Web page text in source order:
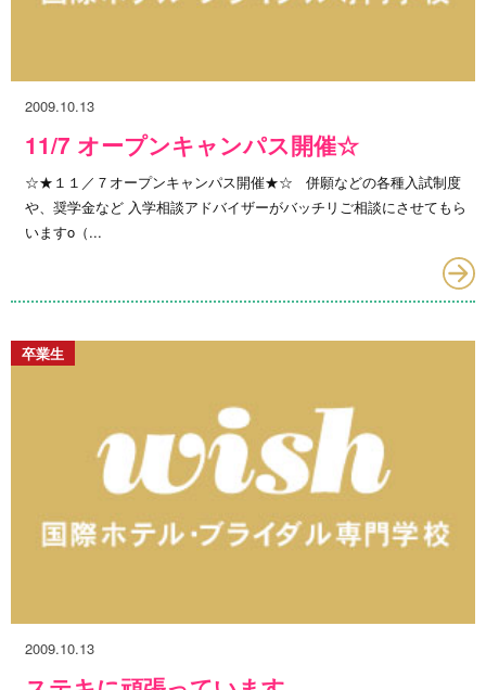
2009.10.13
11/7 オープンキャンパス開催☆
☆★１１／７オープンキャンパス開催★☆ 併願などの各種入試制度
や、奨学金など 入学相談アドバイザーがバッチリご相談にさせてもら
いますo（...
卒業生
2009.10.13